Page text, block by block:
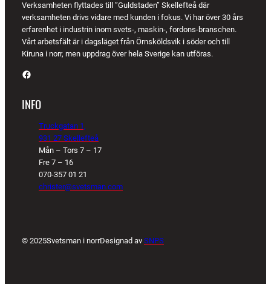
Verksamheten flyttades till ”Guldstaden” Skellefteå där
verksamheten drivs vidare med kunden i fokus. Vi har över 30 års
erfarenhet i industrin inom svets-, maskin-, fordons-branschen.
Vårt arbetsfält är i dagsläget från Örnsköldsvik i söder och till
Kiruna i norr, men uppdrag över hela Sverige kan utföras.
Facebook
INFO
Truckgatan 1,
931 27 Skellefteå
Mån – Tors 7 – 17
Fre 7 – 16
070-357 01 21
christer@svetsman.com
© 2025Svetsman i norrDesignad av SNPS